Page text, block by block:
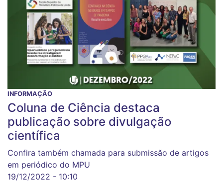
INFORMAÇÃO
Coluna de Ciência destaca
publicação sobre divulgação
científica
Confira também chamada para submissão de artigos
em periódico do MPU
19/12/2022 - 10:10